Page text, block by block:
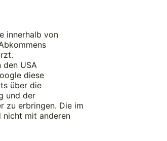
innerhalb von
USA
diese
über die
und der
zu erbringen. Die im
nicht mit anderen